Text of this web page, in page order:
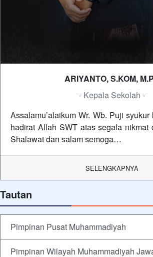
ARIYANTO, S.KOM,
- Kepala Sekolah -
Assalamu’alaikum Wr. Wb. Puji
hadirat Allah SWT atas segala nikmat
Shalawat dan salam semoga…
SELENGKAPNYA
Tautan
Pimpinan Pusat Muhammadiyah
Pimpinan Wilayah Muhammadiyah